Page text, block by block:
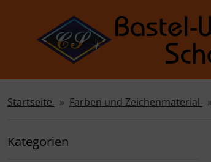
Sprungnavigation
Springe zur Navigation
Startseite Farben und Zeichenmaterial
Kategorien